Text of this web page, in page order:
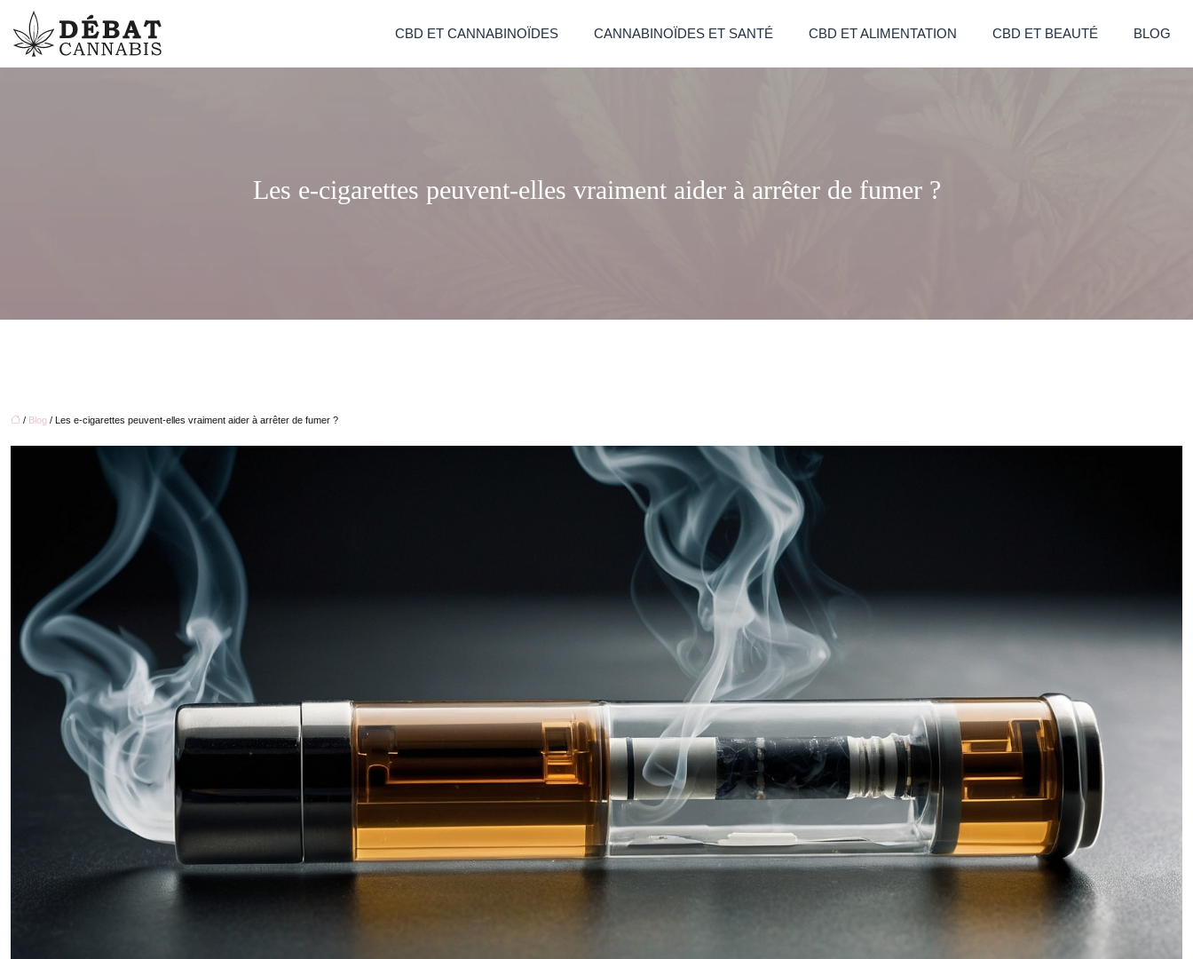
CBD ET CANNABINOÏDES CANNABINOÏDES ET SANTÉ CBD ET ALIMENTATION CBD ET BEAUTÉ BLOG
Les e-cigarettes peuvent-elles vraiment aider à arrêter de fumer ?
/ Blog / Les e-cigarettes peuvent-elles vraiment aider à arrêter de fumer ?